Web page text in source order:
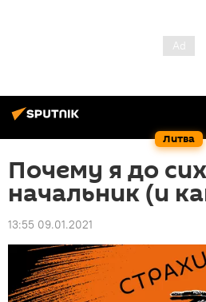
Литва
Почему я до
начальник (и
13:55 09.01.2021